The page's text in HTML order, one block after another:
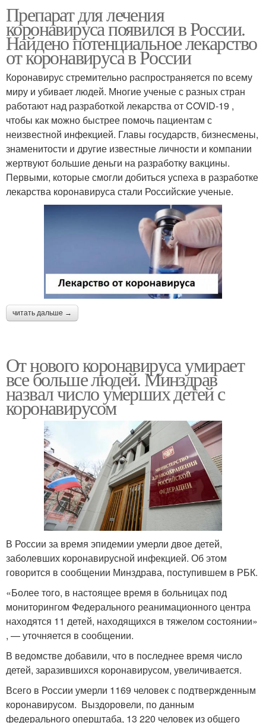
Препарат для лечения
коронавируса появился в России.
Найдено потенциальное лекарство
от коронавируса в России
Коронавирус стремительно распространяется по всему
миру и убивает людей. Многие ученые с разных стран
работают над разработкой лекарства от COVID-19 ,
чтобы как можно быстрее помочь пациентам с
неизвестной инфекцией. Главы государств, бизнесмены,
знаменитости и другие известные личности и компании
жертвуют большие деньги на разработку вакцины.
Первыми, которые смогли добиться успеха в разработке
лекарства коронавируса стали Российские ученые.
читать дальше →
От нового коронавируса умирает
все больше людей. Минздрав
назвал число умерших детей с
коронавирусом
В России за время эпидемии умерли двое детей,
заболевших коронавирусной инфекцией. Об этом
говорится в сообщении Минздрава, поступившем в РБК.
«Более того, в настоящее время в больницах под
мониторингом Федерального реанимационного центра
находятся 11 детей, находящихся в тяжелом состоянии»
, — уточняется в сообщении.
В ведомстве добавили, что в последнее время число
детей, заразившихся коронавирусом, увеличивается.
Всего в России умерли 1169 человек с подтвержденным
коронавирусом. Выздоровели, по данным
федерального оперштаба, 13 220 человек из общего